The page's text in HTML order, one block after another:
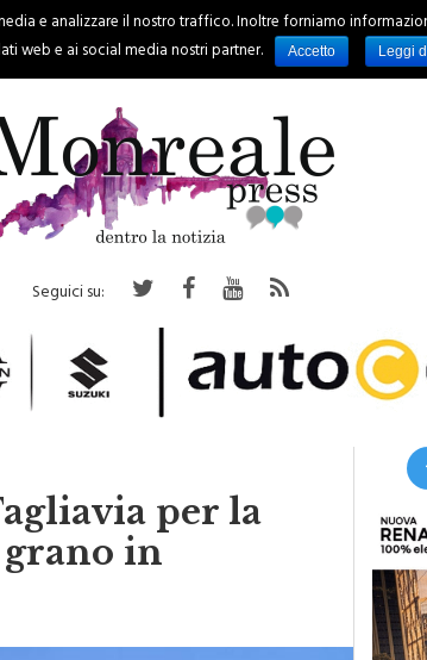
REGIONE EVENTI RUBRICHE SPORT
Seguici su:
per la
grano in
e analizzare il nostro traffico. Inoltre forniamo
web e ai social media nostri partner.
Accetto Leggi